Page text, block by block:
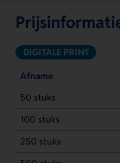
DIGITALE PRINT
Afname
50 stuks
100 stuks
250 stuks